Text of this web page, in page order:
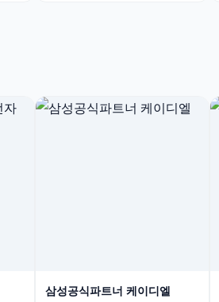
삼성공식파트너 케이디엘